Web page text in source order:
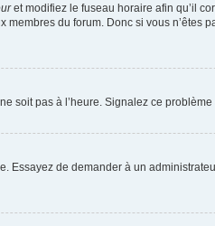
et modifiez le fuseau horaire afin qu’il
du forum. Donc si vous n’êtes
soit pas à l’heure. Signalez ce
Essayez de demander à un